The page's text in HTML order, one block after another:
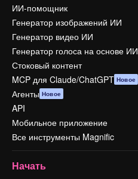
ИИ-помощник
Генератор изображений ИИ
Генератор видео ИИ
Генератор голоса на основе ИИ
Стоковый контент
MCP для Claude/ChatGPT Новое
Агенты Новое
API
Мобильное приложение
Все инструменты Magnific
Начать